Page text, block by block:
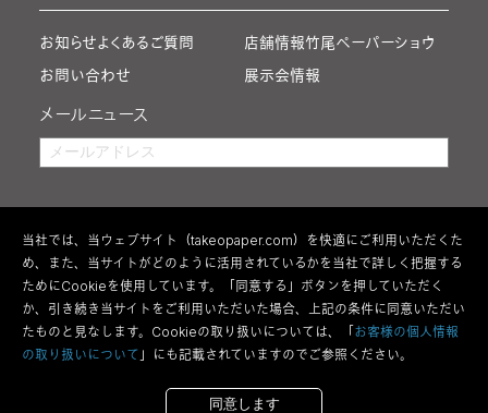
全紙を購入する 断裁して購入する
お知らせよくあるご質問
お問い合わせ
店舗情報竹尾ペーパーショウ
展示会情報
メールニュース
Copyright 2026 Takeo Co.,Ltd All Rights Reserved.
当社では、当ウェブサイト（takeopaper.com）を快適にご利用いただくた
め、また、当サイトがどのように活用されているかを当社で詳しく把握する
ためにCookieを使用しています。「同意する」ボタンを押していただく
か、引き続き当サイトをご利用いただいた場合、上記の条件に同意いただい
たものと見なします。Cookieの取り扱いについては、「 お客様の個人情報
の取り扱いについて 」にも記載されていますのでご参照ください。
同意します